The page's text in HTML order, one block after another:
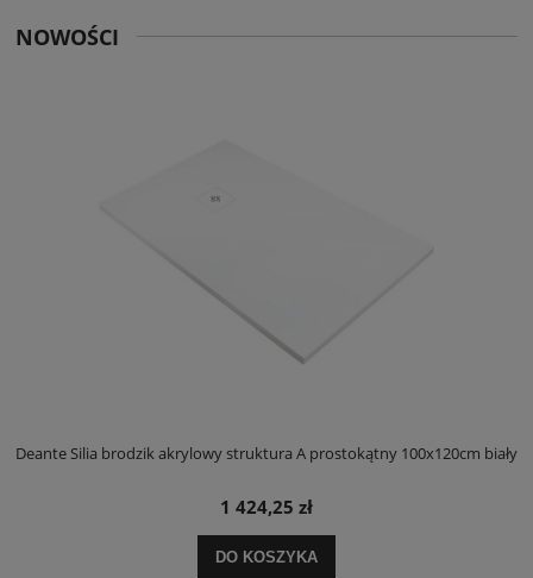
NOWOŚCI
Deante Silia brodzik akrylowy struktura A prostokątny 100x120cm biały
1 424,25 zł
DO KOSZYKA